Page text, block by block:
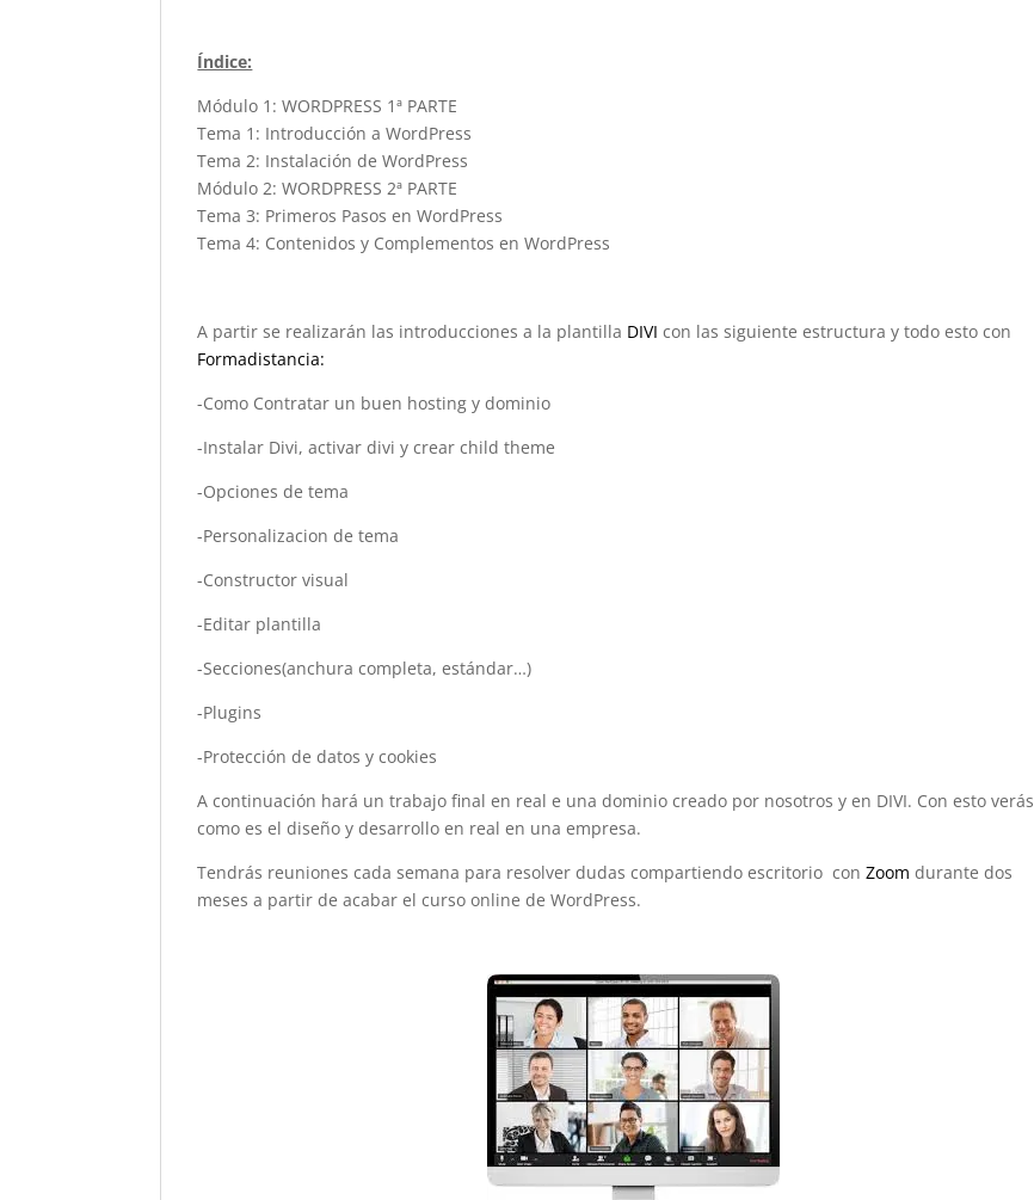
Índice:
Módulo 1: WORDPRESS 1ª PARTE
Tema 1: Introducción a WordPress
Tema 2: Instalación de WordPress
Módulo 2: WORDPRESS 2ª PARTE
Tema 3: Primeros Pasos en WordPress
Tema 4: Contenidos y Complementos en WordPress
A partir se realizarán las introducciones a la plantilla DIVI con las siguiente estructura y todo esto con
Formadistancia:
-Como Contratar un buen hosting y dominio
-Instalar Divi, activar divi y crear child theme
-Opciones de tema
-Personalizacion de tema
-Constructor visual
-Editar plantilla
-Secciones(anchura completa, estándar…)
-Plugins
-Protección de datos y cookies
A continuación hará un trabajo final en real e una dominio creado por nosotros y en DIVI. Con esto verás
como es el diseño y desarrollo en real en una empresa.
Tendrás reuniones cada semana para resolver dudas compartiendo escritorio conZoom durante dos
meses a partir de acabar el curso online de WordPress.